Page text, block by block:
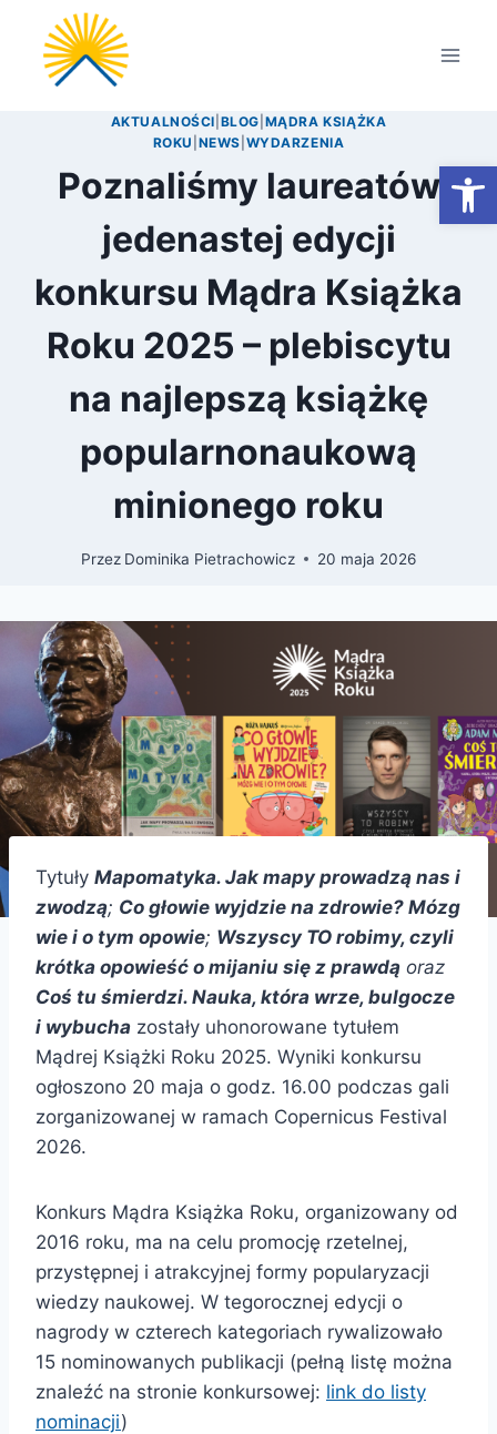
Przejdź
treści
AKTUALNOŚCI BLOG MĄDRA KSIĄŻKA
ROKU NEWS WYDARZENIA
Poznaliśmy laureatów
jedenastej edycji
konkursu Mądra Książka
Roku 2025 – plebiscytu
na najlepszą książkę
popularnonaukową
minionego roku
Przez Dominika Pietrachowicz 20 maja 2026
Tytuły Mapomatyka. Jak mapy prowadzą nas i
zwodzą; Co głowie wyjdzie na zdrowie? Mózg
wie i o tym opowie; Wszyscy TO robimy, czyli
krótka opowieść o mijaniu się z prawdą oraz
Coś tu śmierdzi. Nauka, która wrze, bulgocze
i wybucha zostały uhonorowane tytułem
Mądrej Książki Roku 2025. Wyniki konkursu
ogłoszono 20 maja o godz. 16.00 podczas gali
zorganizowanej w ramach Copernicus Festival
2026.
Konkurs Mądra Książka Roku, organizowany od
2016 roku, ma na celu promocję rzetelnej,
przystępnej i atrakcyjnej formy popularyzacji
wiedzy naukowej. W tegorocznej edycji o
nagrody w czterech kategoriach rywalizowało
15 nominowanych publikacji (pełną listę można
znaleźć na stronie konkursowej: link do listy
nominacji)